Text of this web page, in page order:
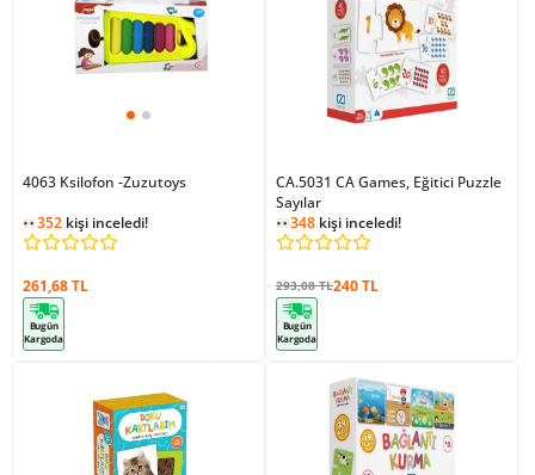
4063 Ksilofon -Zuzutoys
352 kişi inceledi!
261,68 TL
Bugün
Kargoda
CA.5031 CA Games, Eğitici Puzzle
Sayılar
348 kişi inceledi!
293,08 TL240 TL
Bugün
Kargoda